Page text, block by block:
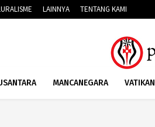
LAINNYA TENTANG KAMI
MANCANEGARA VATIKAN